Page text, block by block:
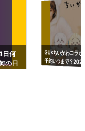
日何
の日
GU×ちいかわコラ
予約いつまで？
ーチやショルダー